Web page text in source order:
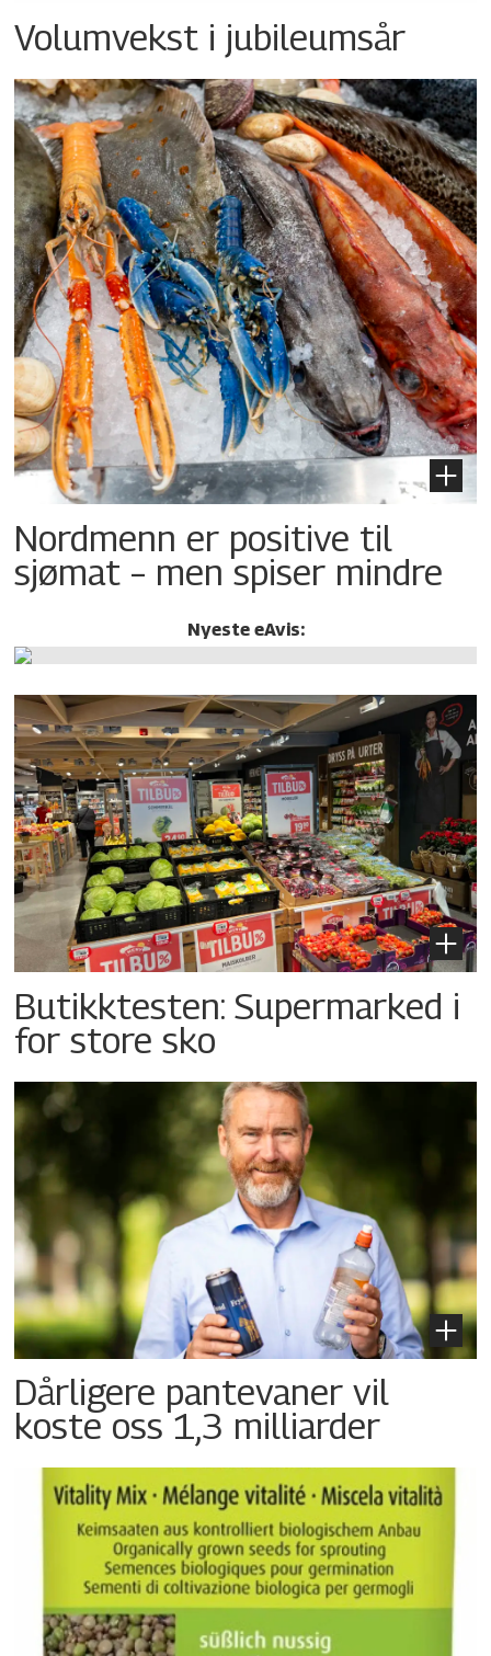
Volumvekst i jubileumsår
Nordmenn er positive til
sjømat – men spiser mindre
Nyeste eAvis:
Butikktesten: Supermarked i
for store sko
Dårligere pantevaner vil
koste oss 1,3 milliarder